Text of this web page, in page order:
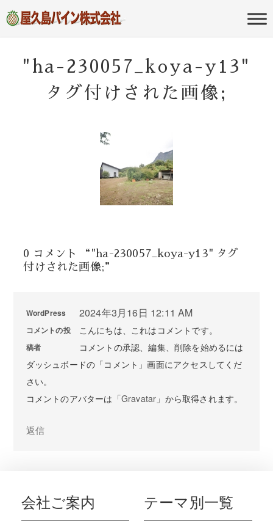
屋久島パイン
株式会社
のポータルサイト
"ha-230057_koya-y13"
タグ付けされた画像;
0 コメント “"ha-230057_koya-y13" タグ
付けされた画像;”
WordPress
コメントの投
稿者
2024年3月16日 12:11 AM
こんにちは、これはコメントです。
コメントの承認、編集、削除を始めるには
ダッシュボードの「コメント」画面にアクセスしてくだ
さい。
コメントのアバターは「Gravatar 」から取得されます。
返信
会社ご案内 テーマ別一覧